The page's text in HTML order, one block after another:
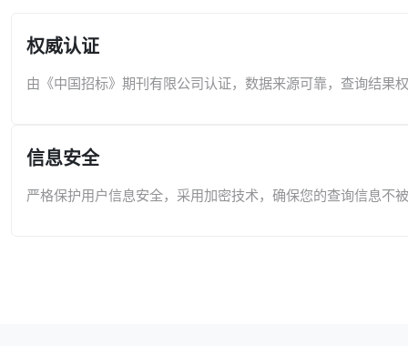
权威认证
由《中国招标》期刊有限公司认证，数据来源可靠，查询结果
信息安全
严格保护用户信息安全，采用加密技术，确保您的查询信息不